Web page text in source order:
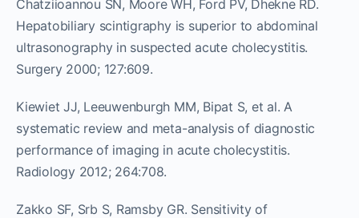
Chatziioannou SN, Moore WH, Ford PV, Dhekne RD.
Hepatobiliary scintigraphy is superior to abdominal
ultrasonography in suspected acute cholecystitis.
Surgery 2000; 127:609.
Kiewiet JJ, Leeuwenburgh MM, Bipat S, et al. A
systematic review and meta-analysis of diagnostic
performance of imaging in acute cholecystitis.
Radiology 2012; 264:708.
Zakko SF, Srb S, Ramsby GR. Sensitivity of